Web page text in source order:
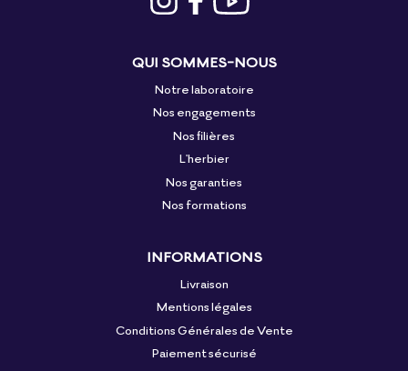
QUI SOMMES-NOUS
Notre laboratoire
Nos engagements
Nos filières
L'herbier
Nos garanties
Nos formations
INFORMATIONS
Livraison
Mentions légales
Conditions Générales de Vente
Paiement sécurisé